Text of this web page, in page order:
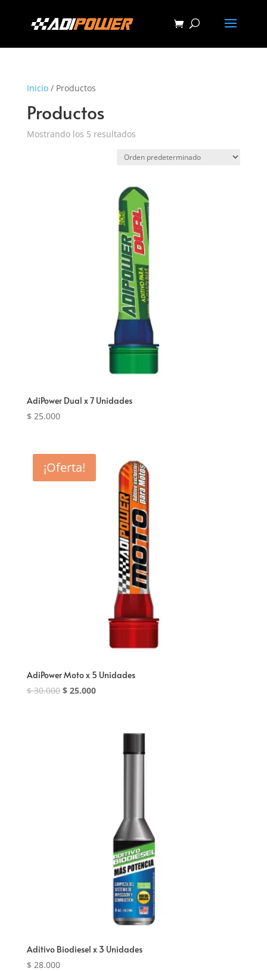
Inicio/ Productos
Productos
Mostrando los 5 resultados
AdiPower Dual x 7 Unidades
$ 25.000
¡Oferta!
AdiPower Moto x 5 Unidades
$30.000 El
$25.000El
Aditivo Biodiesel x 3 Unidades
$ 28.000